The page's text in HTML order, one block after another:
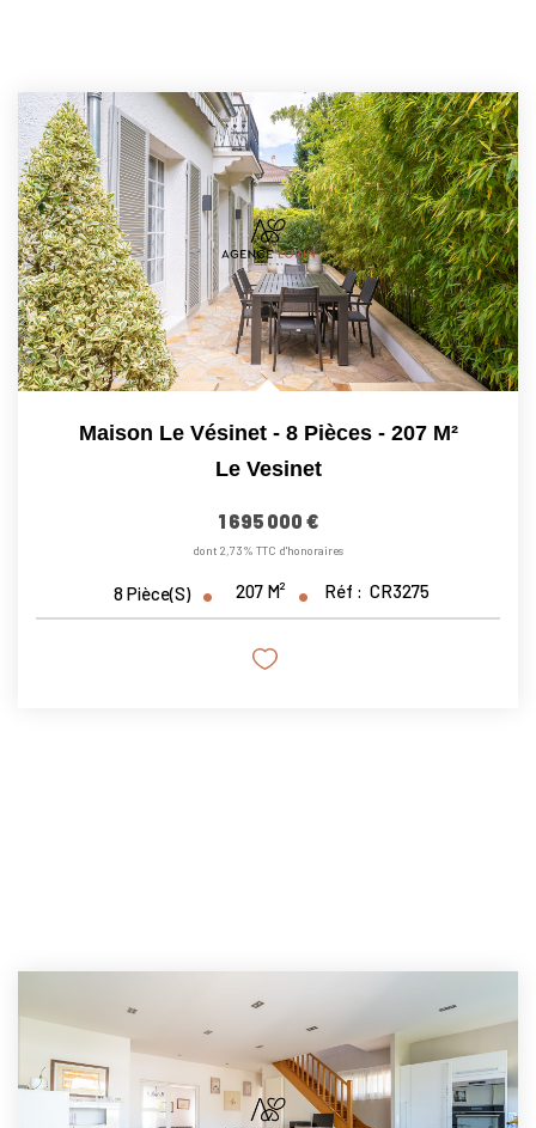
Maison Le Vésinet - 8 Pièces - 207 M²
Le Vesinet
1 695 000 €
dont 2,73% TTC d'honoraires
8Pièce(s) 207 M² Réf : CR3275